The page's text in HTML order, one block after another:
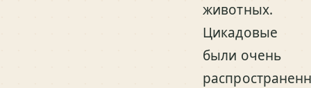
животных.
Цикадовые
были очень